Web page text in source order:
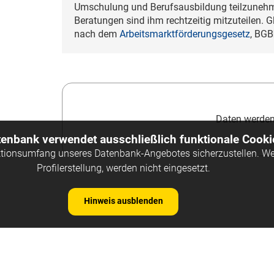
Umschulung und Berufsausbildung
Beratungen sind ihm rechtzeitig mitzuteilen.
nach dem Arbeitsmarktförderungsgesetz,
Daten
verwendet ausschließlich funktionale
unseres Datenbank-Angebotes sicherzustellen.
Profilerstellung, werden nicht eingesetzt.
Hinweis ausblenden